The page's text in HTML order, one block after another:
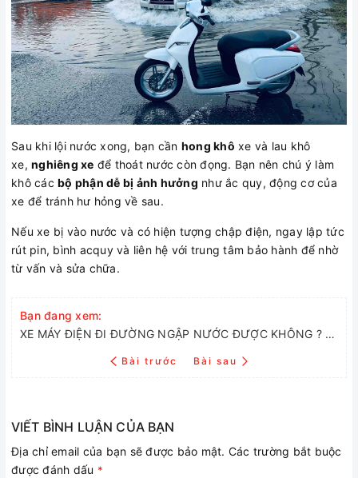
Sau khi lội nước xong, bạn cần hong khô xe và lau khô
xe, nghiêng xe để thoát nước còn đọng. Bạn nên chú ý làm
khô các bộ phận dễ bị ảnh hưởng như ắc quy, động cơ của
xe để tránh hư hỏng về sau.
Nếu xe bị vào nước và có hiện tượng chập điện, ngay lập tức
rút pin, bình acquy và liên hệ với trung tâm bảo hành để nhờ
từ vấn và sửa chữa.
Bạn đang xem:
XE MÁY ĐIỆN ĐI ĐƯỜNG NGẬP NƯỚC ĐƯỢC KHÔNG ? KHẢ NĂNG CHỐNG NƯỚC CỦA XE ĐIỆN HIỆN NAY
Bài trước Bài sau
VIẾT BÌNH LUẬN CỦA BẠN
Địa chỉ email của bạn sẽ được bảo mật. Các trường bắt buộc
được đánh dấu *